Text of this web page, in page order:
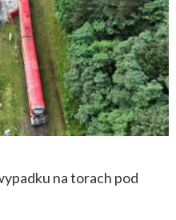
na torach pod